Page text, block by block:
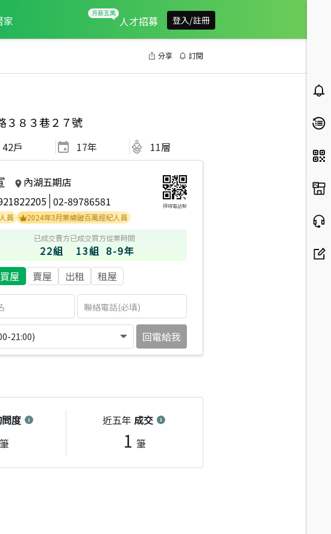
家 人才招募 登入/註冊
分享 訂閱
３８３巷２７號
42戶 17年 11層
內湖五期店
02-89786581 掃碼電話聊
2024年3月業績破百萬經紀人員
已成交賣方
22組
已成交買方
13組
從業時間
8-9年
買屋 賣屋 出租 租屋
21:00) 回電給我
度
筆
近五年 成交
1 筆